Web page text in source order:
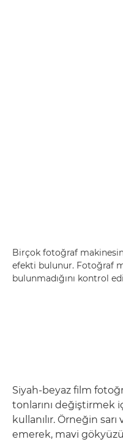
Birçok fotoğraf
efekti bulunur. Fotoğraf
bulunmadığını kontrol
Siyah-beyaz film
tonlarını değiştirmek
kullanılır. Örneğin sarı
emerek, mavi